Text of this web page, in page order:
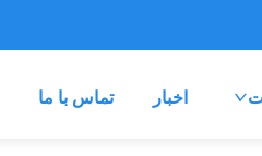
اخبار تماس با ما